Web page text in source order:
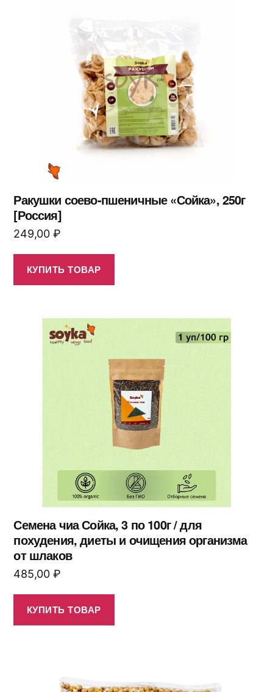
Ракушки соево-пшеничные «Сойка», 250г
[Россия]
249,00 ₽
КУПИТЬ ТОВАР
Семена чиа Сойка, 3 по 100г / для
похудения, диеты и очищения организма
от шлаков
485,00 ₽
КУПИТЬ ТОВАР